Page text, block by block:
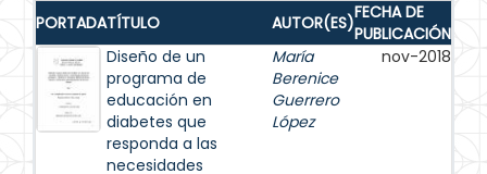
PORTADATÍTULO AUTOR(ES)FECHA DE
PUBLICACIÓN
Diseño de un
programa de
educación en
diabetes que
responda a las
necesidades
María
Berenice
Guerrero
López
nov-2018